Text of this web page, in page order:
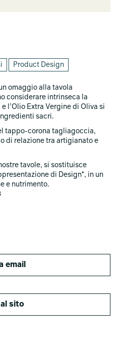
Product Design
omaggio alla tavola
considerare intrinseca la
l’Olio Extra Vergine di Oliva si
sacri.
tappo-corona tagliagoccia,
di relazione tra artigianato e
tavole, si sostituisce
di Design*, in un
e nutrimento.
email
al sito